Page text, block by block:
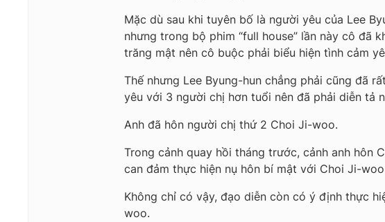
Mặc dù sau khi tuyên bố là người yêu của Lee
nhưng trong bộ phim “full house” lần này cô đã
trăng mật nên cô buộc phải biểu hiện tình cảm
Thế nhưng Lee Byung-hun chẳng phải cũng đã
yêu với 3 người chị hơn tuổi nên đã phải diễn tả
Anh đã hôn người chị thứ 2 Choi Ji-woo.
Trong cảnh quay hồi tháng trước, cảnh anh hôn
can đảm thực hiện nụ hôn bí mật với Choi Ji-
Không chỉ có vậy, đạo diễn còn có ý định thực
woo.